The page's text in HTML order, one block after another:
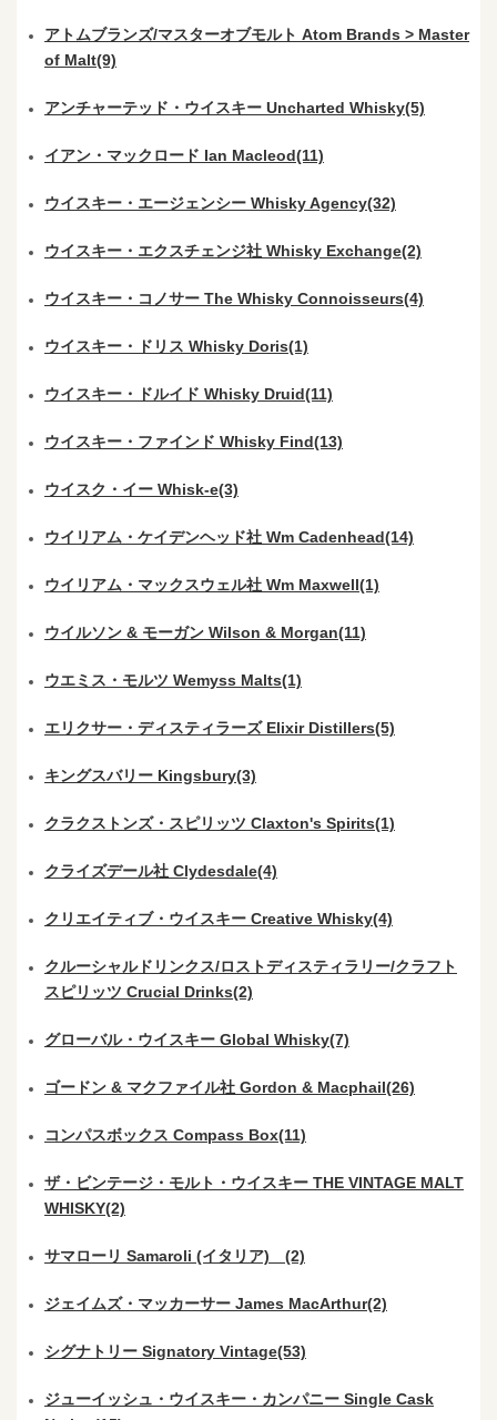
アトムブランズ/マスターオブモルト Atom Brands > Master
of Malt(9)
アンチャーテッド・ウイスキー Uncharted Whisky(5)
イアン・マックロード Ian Macleod(11)
ウイスキー・エージェンシー Whisky Agency(32)
ウイスキー・エクスチェンジ社 Whisky Exchange(2)
ウイスキー・コノサー The Whisky Connoisseurs(4)
ウイスキー・ドリス Whisky Doris(1)
ウイスキー・ドルイド Whisky Druid(11)
ウイスキー・ファインド Whisky Find(13)
ウイスク・イー Whisk-e(3)
ウイリアム・ケイデンヘッド社 Wm Cadenhead(14)
ウイリアム・マックスウェル社 Wm Maxwell(1)
ウイルソン & モーガン Wilson & Morgan(11)
ウエミス・モルツ Wemyss Malts(1)
エリクサー・ディスティラーズ Elixir Distillers(5)
キングスバリー Kingsbury(3)
クラクストンズ・スピリッツ Claxton's Spirits(1)
クライズデール社 Clydesdale(4)
クリエイティブ・ウイスキー Creative Whisky(4)
クルーシャルドリンクス/ロストディスティラリー/クラフト
スピリッツ Crucial Drinks(2)
グローバル・ウイスキー Global Whisky(7)
ゴードン & マクファイル社 Gordon & Macphail(26)
コンパスボックス Compass Box(11)
ザ・ビンテージ・モルト・ウイスキー THE VINTAGE MALT
WHISKY(2)
サマローリ Samaroli (イタリア) (2)
ジェイムズ・マッカーサー James MacArthur(2)
シグナトリー Signatory Vintage(53)
ジューイッシュ・ウイスキー・カンパニー Single Cask